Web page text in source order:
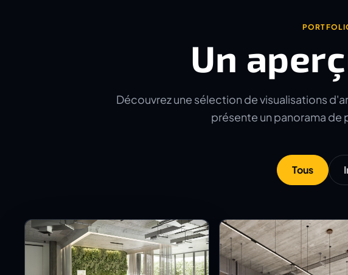
Un
Découvrez une sélection de visualisations
présente un panorama
Tous